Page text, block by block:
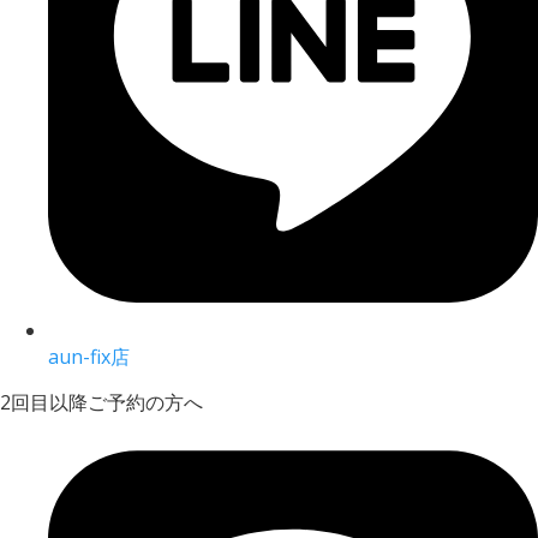
aun-fix店
2回目以降ご予約の方へ